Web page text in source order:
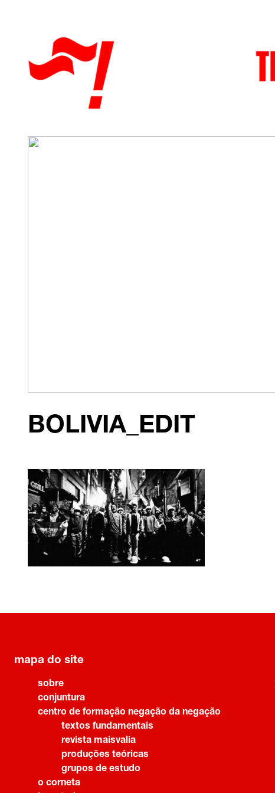
BOLIVIA_EDIT
mapa do site
sobre
conjuntura
centro de formação negação da negação
textos fundamentais
revista maisvalia
produções teóricas
grupos de estudo
o corneta